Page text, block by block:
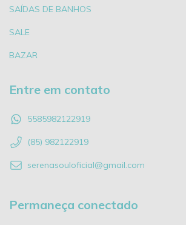
SAÍDAS DE BANHOS
SALE
BAZAR
Entre em contato
5585982122919
(85) 982122919
serenasouloficial@gmail.com
Permaneça conectado